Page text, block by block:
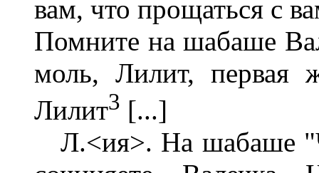
вам, что прощаться с
Помните на шабаше
моль, Лилит,
Лилит3 [...]
Л.<ия>. На шабаше